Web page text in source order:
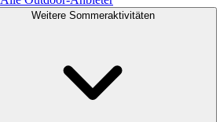
Weitere Sommeraktivitäten